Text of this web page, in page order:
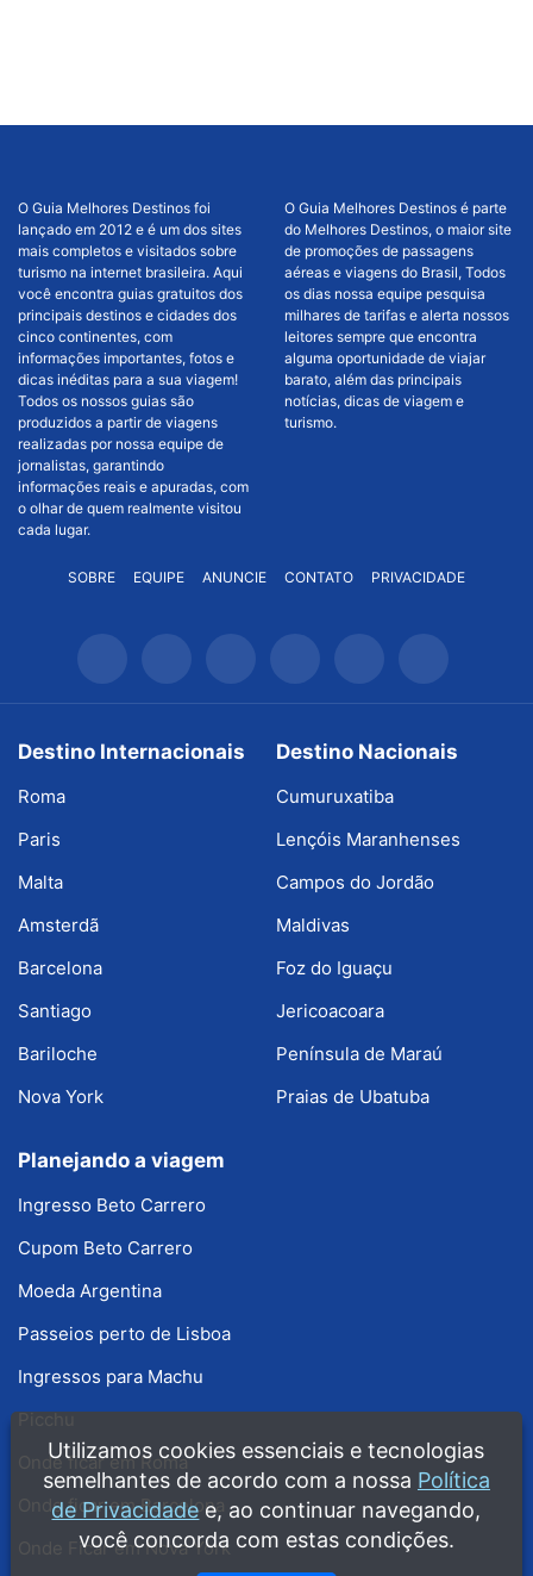
O Guia Melhores Destinos foi
lançado em 2012 e é um dos sites
mais completos e visitados sobre
turismo na internet brasileira. Aqui
você encontra guias gratuitos dos
principais destinos e cidades dos
cinco continentes, com
informações importantes, fotos e
dicas inéditas para a sua viagem!
Todos os nossos guias são
produzidos a partir de viagens
realizadas por nossa equipe de
jornalistas, garantindo
informações reais e apuradas, com
o olhar de quem realmente visitou
cada lugar.
O Guia Melhores Destinos é parte
do Melhores Destinos, o maior site
de promoções de passagens
aéreas e viagens do Brasil, Todos
os dias nossa equipe pesquisa
milhares de tarifas e alerta nossos
leitores sempre que encontra
alguma oportunidade de viajar
barato, além das principais
notícias, dicas de viagem e
turismo.
SOBRE EQUIPE ANUNCIE CONTATO PRIVACIDADE
Destino Internacionais
Roma
Paris
Malta
Amsterdã
Barcelona
Santiago
Bariloche
Nova York
Destino Nacionais
Cumuruxatiba
Lençóis Maranhenses
Campos do Jordão
Maldivas
Foz do Iguaçu
Jericoacoara
Península de Maraú
Praias de Ubatuba
Planejando a viagem
Ingresso Beto Carrero
Cupom Beto Carrero
Moeda Argentina
Passeios perto de Lisboa
Ingressos para Machu
Onde ficar em Roma
Onde ficar em Barcelona
Onde Ficar em Nova York
Utilizamos cookies essenciais e tecnologias
semelhantes de acordo com a nossa Política
de Privacidade e, ao continuar navegando,
você concorda com estas condições.